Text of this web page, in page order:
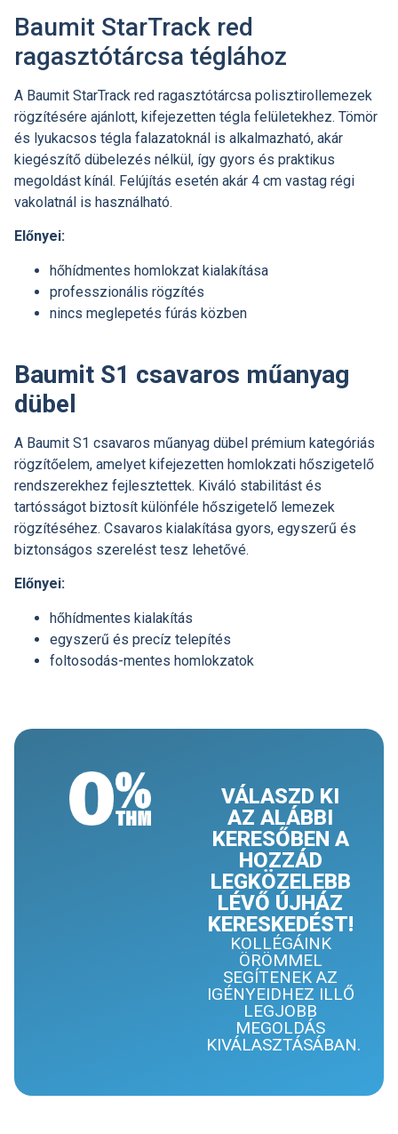
Baumit StarTrack red
ragasztótárcsa téglához
A Baumit StarTrack red ragasztótárcsa polisztirollemezek
rögzítésére ajánlott, kifejezetten tégla felületekhez. Tömör
és lyukacsos tégla falazatoknál is alkalmazható, akár
kiegészítő dübelezés nélkül, így gyors és praktikus
megoldást kínál. Felújítás esetén akár 4 cm vastag régi
vakolatnál is használható.
Előnyei:
hőhídmentes homlokzat kialakítása
professzionális rögzítés
nincs meglepetés fúrás közben
Baumit S1 csavaros műanyag
dübel
A Baumit S1 csavaros műanyag dübel prémium kategóriás
rögzítőelem, amelyet kifejezetten homlokzati hőszigetelő
rendszerekhez fejlesztettek. Kiváló stabilitást és
tartósságot biztosít különféle hőszigetelő lemezek
rögzítéséhez. Csavaros kialakítása gyors, egyszerű és
biztonságos szerelést tesz lehetővé.
Előnyei:
hőhídmentes kialakítás
egyszerű és precíz telepítés
foltosodás-mentes homlokzatok
VÁLASZD KI
AZ ALÁBBI
KERESŐBEN A
HOZZÁD
LEGKÖZELEBB
LÉVŐ ÚJHÁZ
KERESKEDÉST!
KOLLÉGÁINK
ÖRÖMMEL
SEGÍTENEK AZ
IGÉNYEIDHEZ ILLŐ
LEGJOBB
MEGOLDÁS
KIVÁLASZTÁSÁBAN.